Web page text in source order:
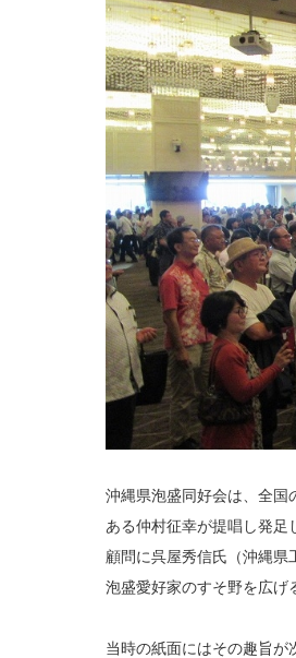
沖縄県泡盛同好会は、全国
ある仲村征幸が提唱し発足
顧問に呉屋秀信氏（沖縄
泡盛愛好家のすそ野を広げ
当時の紙面にはその趣旨が